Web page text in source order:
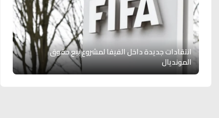
انتقادات جديدة داخل الفيفا لمشروع بيع حقوق
المونديال